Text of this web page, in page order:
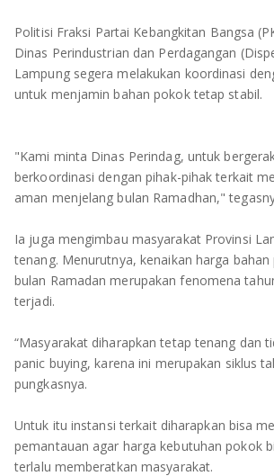
WAY KANAN
Politisi Fraksi Partai Kebangkitan Bangsa
Dinas Perindustrian dan Perdagangan
Lampung segera melakukan koordinasi
untuk menjamin bahan pokok tetap stabil.
"Kami minta Dinas Perindag, untuk
berkoordinasi dengan pihak-pihak terkait
aman menjelang bulan Ramadhan,"
Ia juga mengimbau masyarakat Provinsi
tenang. Menurutnya, kenaikan harga
bulan Ramadan merupakan fenomena
terjadi.
“Masyarakat diharapkan tetap tenang dan
panic buying, karena ini merupakan siklus
pungkasnya.
Untuk itu instansi terkait diharapkan bisa
pemantauan agar harga kebutuhan pokok
terlalu memberatkan masyarakat.